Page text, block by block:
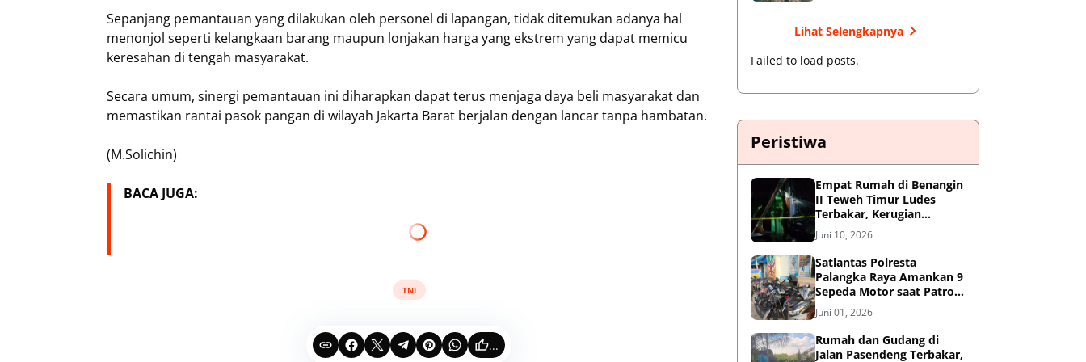
Sepanjang pemantauan yang dilakukan oleh personel di lapangan, tidak ditemukan adanya hal
menonjol seperti kelangkaan barang maupun lonjakan harga yang ekstrem yang dapat memicu
keresahan di tengah masyarakat.
Secara umum, sinergi pemantauan ini diharapkan dapat terus menjaga daya beli masyarakat dan
memastikan rantai pasok pangan di wilayah Jakarta Barat berjalan dengan lancar tanpa hambatan.
(M.Solichin)
BACA JUGA:
TNI
...
Lihat Selengkapnya
Failed to load posts.
Peristiwa
Empat Rumah di Benangin
II Teweh Timur Ludes
Terbakar, Kerugian
Diperkirakan Rp550 Juta
Juni 10, 2026
Satlantas Polresta
Palangka Raya Amankan 9
Sepeda Motor saat Patroli
Antisipasi Balapan Liar
Juni 01, 2026
Rumah dan Gudang di
Jalan Pasendeng Terbakar,